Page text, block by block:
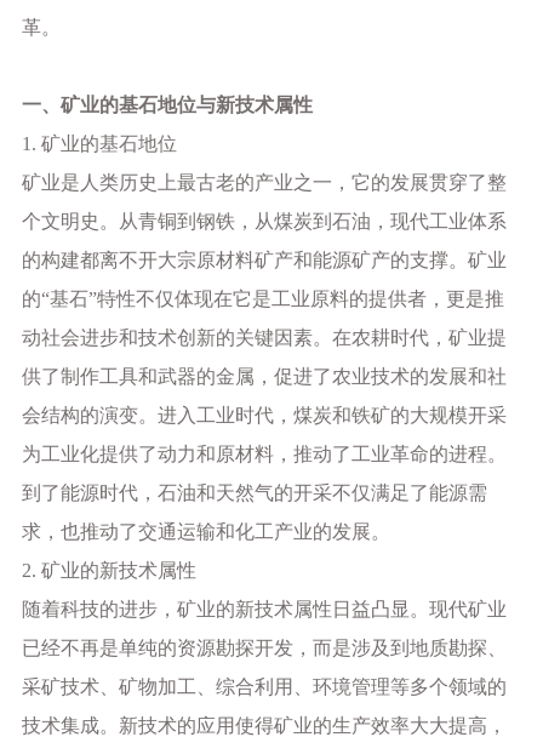
革。
一、矿业的基石地位与新技术属性
1. 矿业的基石地位
矿业是人类历史上最古老的产业之一，它的发展贯穿了整
个文明史。从青铜到钢铁，从煤炭到石油，现代工业体系
的构建都离不开大宗原材料矿产和能源矿产的支撑。矿业
的“基石”特性不仅体现在它是工业原料的提供者，更是推
动社会进步和技术创新的关键因素。在农耕时代，矿业提
供了制作工具和武器的金属，促进了农业技术的发展和社
会结构的演变。进入工业时代，煤炭和铁矿的大规模开采
为工业化提供了动力和原材料，推动了工业革命的进程。
到了能源时代，石油和天然气的开采不仅满足了能源需
求，也推动了交通运输和化工产业的发展。
2. 矿业的新技术属性
随着科技的进步，矿业的新技术属性日益凸显。现代矿业
已经不再是单纯的资源勘探开发，而是涉及到地质勘探、
采矿技术、矿物加工、综合利用、环境管理等多个领域的
技术集成。新技术的应用使得矿业的生产效率大大提高，